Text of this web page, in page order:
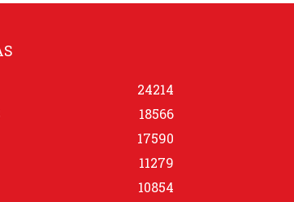
24214
18566
17590
11279
10854